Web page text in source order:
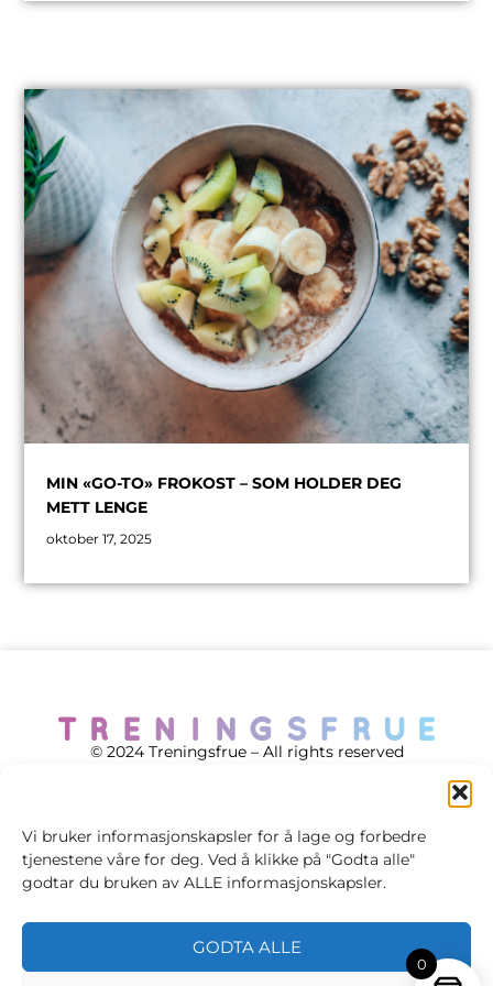
Vi bruker informasjonskapsler for å lage og forbedre
tjenestene våre for deg. Ved å klikke på "Godta alle"
godtar du bruken av ALLE informasjonskapsler.
GODTA ALLE
MIN «GO-TO» FROKOST – SOM HOLDER DEG
METT LENGE
oktober 17, 2025
© 2024 Treningsfrue – All rights reserved
Cookie policy
Handelsvilkår
Personvernsvilkår
0